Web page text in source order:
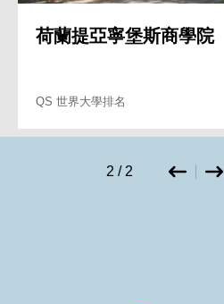
雷恩商學院
QS 世界大學排名
1 / 2